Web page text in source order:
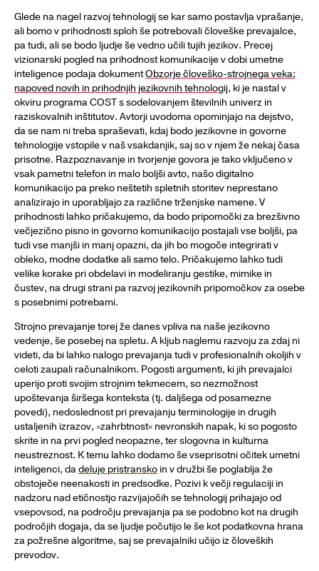
Glede na nagel razvoj tehnologij se kar samo postavlja vprašanje,
ali bomo v prihodnosti sploh še potrebovali človeške prevajalce,
pa tudi, ali se bodo ljudje še vedno učili tujih jezikov. Precej
vizionarski pogled na prihodnost komunikacije v dobi umetne
inteligence podaja dokumentObzorje človeško-strojnega veka:
napoved novih in prihodnjih jezikovnih tehnologij, ki je nastal v
okviru programa COST s sodelovanjem številnih univerz in
raziskovalnih inštitutov. Avtorji uvodoma opominjajo na dejstvo,
da se nam ni treba spraševati, kdaj bodo jezikovne in govorne
tehnologije vstopile v naš vsakdanjik, saj so v njem že nekaj časa
prisotne. Razpoznavanje in tvorjenje govora je tako vključeno v
vsak pametni telefon in malo boljši avto, našo digitalno
komunikacijo pa preko neštetih spletnih storitev neprestano
analizirajo in uporabljajo za različne trženjske namene. V
prihodnosti lahko pričakujemo, da bodo pripomočki za brezšivno
večjezično pisno in govorno komunikacijo postajali vse boljši, pa
tudi vse manjši in manj opazni, da jih bo mogoče integrirati v
obleko, modne dodatke ali samo telo. Pričakujemo lahko tudi
velike korake pri obdelavi in modeliranju gestike, mimike in
čustev, na drugi strani pa razvoj jezikovnih pripomočkov za osebe
s posebnimi potrebami.
Strojno prevajanje torej že danes vpliva na naše jezikovno
vedenje, še posebej na spletu. A kljub naglemu razvoju za zdaj ni
videti, da bi lahko nalogo prevajanja tudi v profesionalnih okoljih v
celoti zaupali računalnikom. Pogosti argumenti, ki jih prevajalci
uperijo proti svojim strojnim tekmecem, so nezmožnost
upoštevanja širšega konteksta (tj. daljšega od posamezne
povedi), nedoslednost pri prevajanju terminologije in drugih
ustaljenih izrazov, »zahrbtnost« nevronskih napak, ki so pogosto
skrite in na prvi pogled neopazne, ter slogovna in kulturna
neustreznost. K temu lahko dodamo še vseprisotni očitek umetni
inteligenci, dadeluje pristransko in v družbi še poglablja že
obstoječe neenakosti in predsodke. Pozivi k večji regulaciji in
nadzoru nad etičnostjo razvijajočih se tehnologij prihajajo od
vsepovsod, na področju prevajanja pa se podobno kot na drugih
področjih dogaja, da se ljudje počutijo le še kot podatkovna hrana
za požrešne algoritme, saj se prevajalniki učijo iz človeških
prevodov.